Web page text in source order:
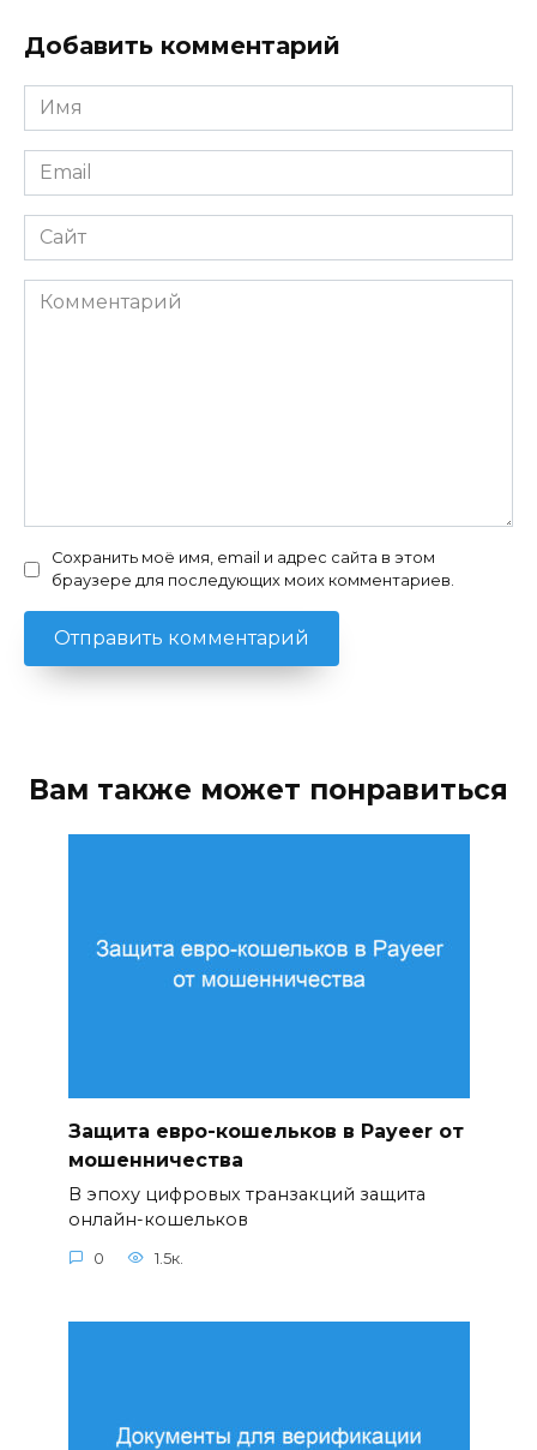
Добавить комментарий
Имя
*
Email
*
Сайт
Комментарий
Сохранить моё имя, email и адрес сайта в этом
браузере для последующих моих комментариев.
Вам также может понравиться
Защита евро-кошельков в Payeer от
мошенничества
В эпоху цифровых транзакций защита
онлайн-кошельков
0 1.5к.